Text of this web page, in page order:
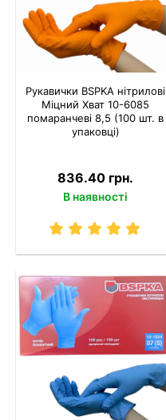
Рукавички BSPKA нітрилові
Міцний Хват 10-6085
помаранчеві 8,5 (100 шт. в
упаковці)
836.40 грн.
В наявності